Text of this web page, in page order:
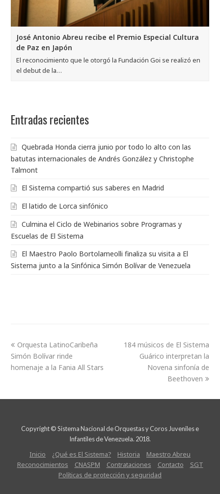
José Antonio Abreu recibe el Premio Especial Cultura
de Paz en Japón
El reconocimiento que le otorgó la Fundación Goi se realizó en
el debut de la…
Entradas recientes
Quebrada Honda cierra junio por todo lo alto con las
batutas internacionales de Andrés González y Christophe
Talmont
El Sistema compartió sus saberes en Madrid
El latido de Lorca sinfónico
Culmina el Ciclo de Webinarios sobre Programas y
Escuelas de El Sistema
El Maestro Paolo Bortolameolli finaliza su visita a El
Sistema junto a la Sinfónica Simón Bolívar de Venezuela
Orquesta LatinoCaribeña
Simón Bolívar rinde
homenaje a la Fania All Stars
184 músicos de El Sistema
Guárico interpretan la
Novena sinfonía de
Beethoven
Copyright © Sistema Nacional de Orquestas y Coros Juveniles e
Infantiles de Venezuela. 2018.
Inicio ¿Qué es El Sistema? Historia
Maestro Abreu
Reconocimientos
CNASPM Contrataciones Contacto
SGT
Políticas de protección y seguridad